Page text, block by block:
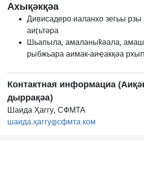
Ахықәкқәа
Дивисадеро иаланхо зегьы
аиӷьтәра
Шьапыла, амаланыҟәала,
рыбжьара аимак-аиҿакқәа
Контактная информациа
дыррақәа)
Шаида Ҳаггу, СФМТА
шаида.ҳаггу@сфмта.ком